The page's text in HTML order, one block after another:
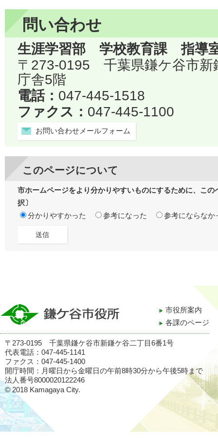
問い合わせ
生涯学習部 学校教育課 指導
〒273-0195 千葉県鎌ケ谷市
庁舎5階
電話： 047-445-1518
ファクス： 047-445-1100
お問い合わせメールフォーム
このページについて
市ホームページをより分かりやすいものにするために、こ
択〕
分かりやすかった
参考になった 参考にならなか
市役所案内
各課のページ
〒273-0195 千葉県鎌ケ谷市新鎌ケ谷二丁目6番1号
代表電話：047-445-1141
ファクス：047-445-1400
開庁時間：月曜日から金曜日の午前8時30分から午後5時まで
法人番号8000020122246
© 2018 Kamagaya City.